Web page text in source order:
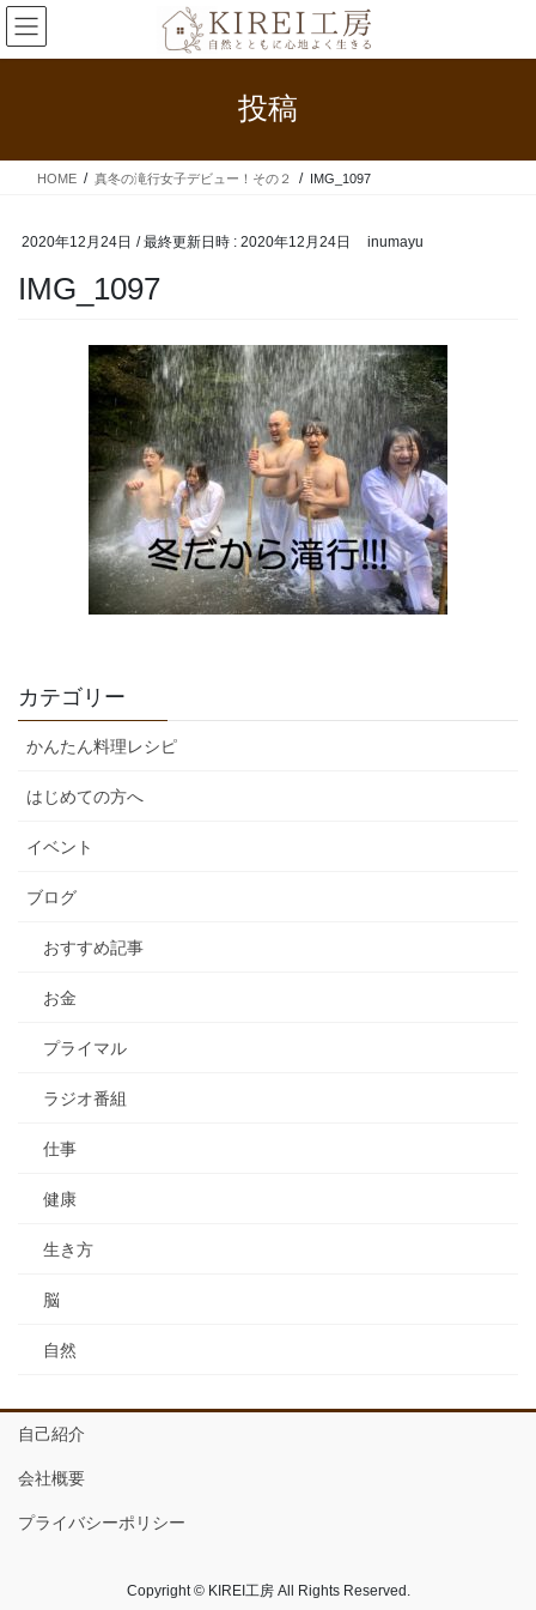
コ
ン
テ
ス
ナ
ビ
ゲ
ン
投稿
HOME 真冬の滝行女子デビュー！その２ IMG_1097
2020年12月24日 / 最終更新日時 : 2020年12月24日 inumayu
IMG_1097
カテゴリー
かんたん料理レシピ
はじめての方へ
イベント
ブログ
おすすめ記事
お金
プライマル
ラジオ番組
仕事
健康
生き方
脳
自然
自己紹介
会社概要
プライバシーポリシー
Copyright © KIREI工房 All Rights Reserved.